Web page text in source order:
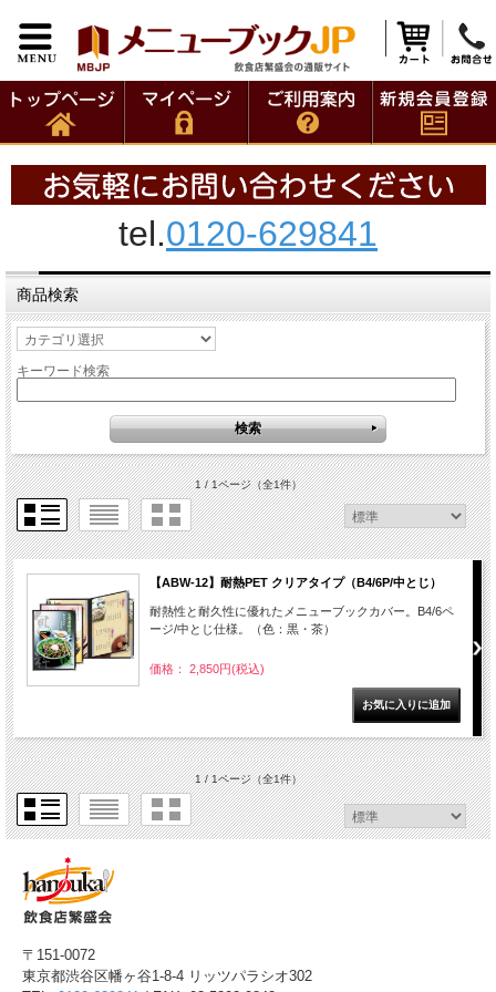
tel.0120-629841
商品検索
キーワード検索
1 / 1ページ（全1件）
【ABW-12】耐熱PET クリアタイプ（B4/6P/中とじ）
耐熱性と耐久性に優れたメニューブックカバー。B4/6ペ
ージ/中とじ仕様。（色：黒・茶）
価格： 2,850円(税込)
1 / 1ページ（全1件）
〒151-0072
東京都渋谷区幡ヶ谷1-8-4 リッツパラシオ302